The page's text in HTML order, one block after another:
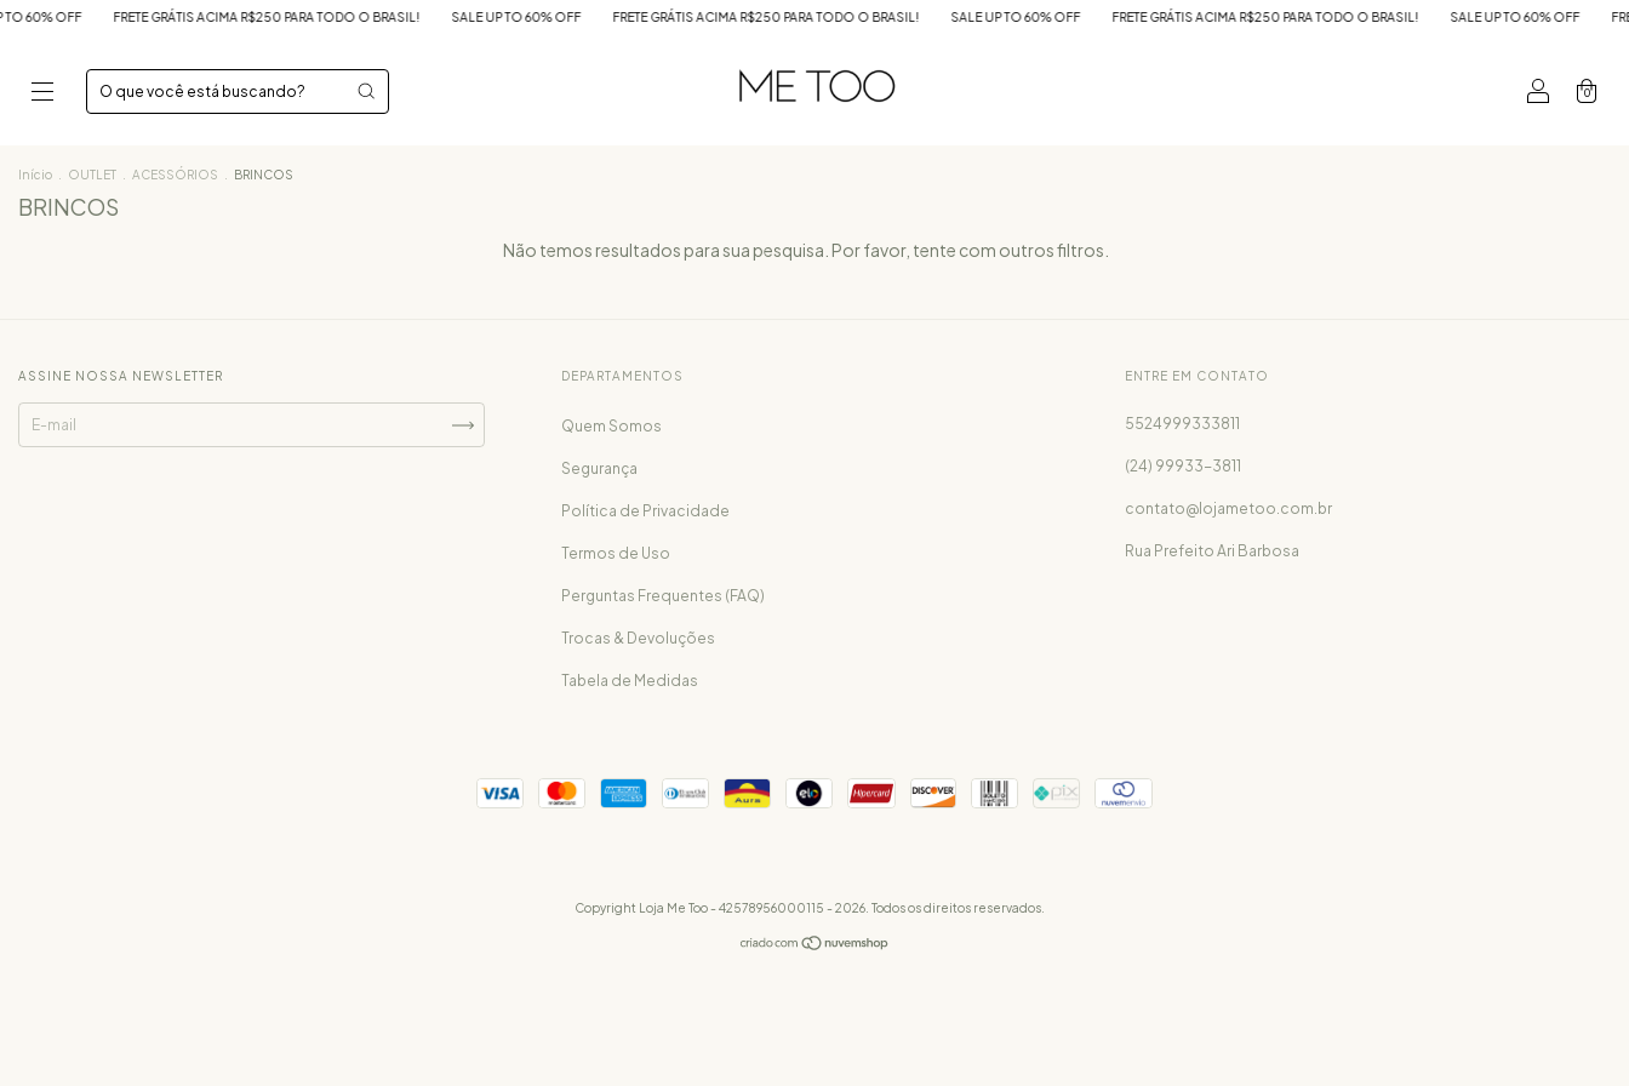
60% OFF FRETE GRÁTIS ACIMA R$250 PARA TODO O BRASIL! SALE UP TO 60% OFF FRETE GRÁTIS ACIMA R$250 PARA TODO O BRASIL! SALE UP TO 60% OFF FRETE GRÁTIS ACIMA R$250 PARA TODO O BRASIL! SALE UP TO 60% OFF
0
Início OUTLET ACESSÓRIOS BRINCOS
BRINCOS
Não temos resultados para sua pesquisa. Por favor, tente com outros filtros.
ASSINE NOSSA NEWSLETTER DEPARTAMENTOS
Quem Somos
Segurança
Política de Privacidade
Termos de Uso
Perguntas Frequentes (FAQ)
Trocas & Devoluções
Tabela de Medidas
ENTRE EM CONTATO
5524999333811
(24) 99933-3811
contato@lojametoo.com.br
Rua Prefeito Ari Barbosa
Copyright Loja Me Too - 42578956000115 - 2026. Todos os direitos reservados.